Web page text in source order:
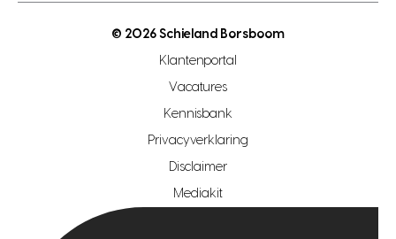
open woningwaarde dag
makelaar regio zoetermeer
hypotheekshop regio den haag
hypotheekshop regio rotterdam
© 2026 Schieland Borsboom
Klantenportal
Vacatures
Kennisbank
Privacyverklaring
Disclaimer
Mediakit